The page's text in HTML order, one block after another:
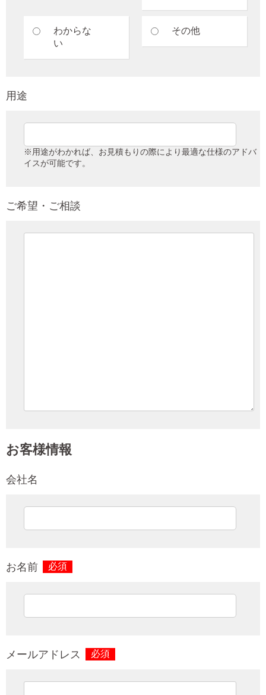
わからな
い
その他
用途
※用途がわかれば、お見積もりの際により最適な仕様のアドバ
イスが可能です。
ご希望・ご相談
お客様情報
会社名
お名前 必須
メールアドレス 必須